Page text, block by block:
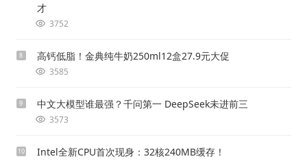
才
3752
8 高钙低脂！金典纯牛奶250ml12盒27.9元大促
3585
9 中文大模型谁最强？千问第一 DeepSeek未进前三
3573
10 Intel全新CPU首次现身：32核240MB缓存！